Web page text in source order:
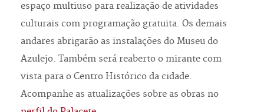
espaço multiuso para realização de atividades
culturais com programação gratuita. Os demais
andares abrigarão as instalações do Museu do
Azulejo. Também será reaberto o mirante com
vista para o Centro Histórico da cidade.
Acompanhe as atualizações sobre as obras no